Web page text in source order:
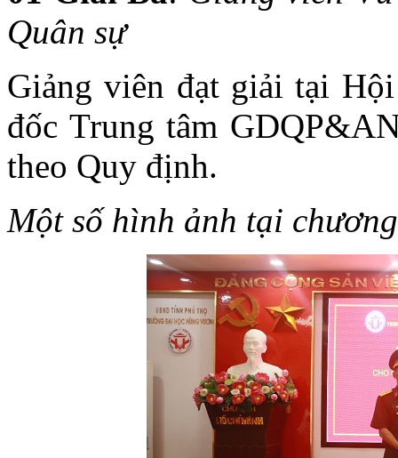
Quân sự
Giảng viên đạt giải tại
đốc Trung tâm
theo Quy định.
Một số hình ảnh tại